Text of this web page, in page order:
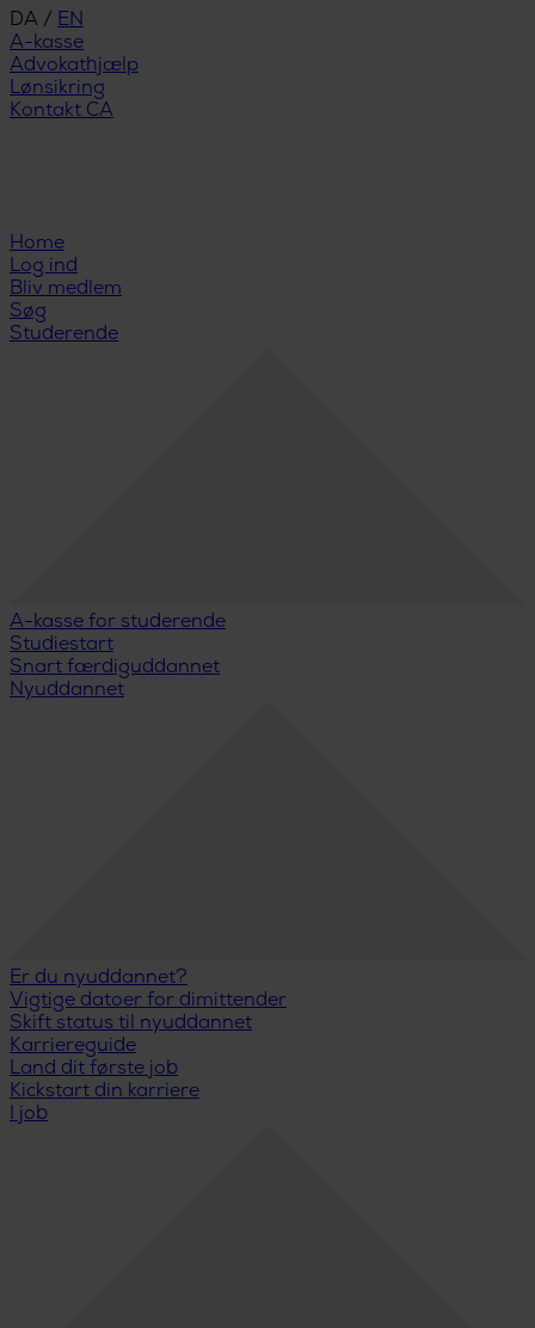
DA / EN
A-kasse
Advokathjælp
Lønsikring
Kontakt CA
Home
Log ind
Bliv medlem
Søg
Studerende
A-kasse for studerende
Studiestart
Snart færdiguddannet
Nyuddannet
Er du nyuddannet?
Vigtige datoer for dimittender
Skift status til nyuddannet
Karriereguide
Land dit første job
Kickstart din karriere
I job